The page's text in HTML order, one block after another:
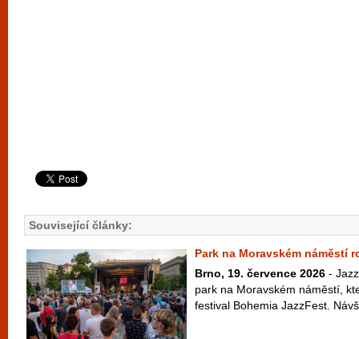
Související články:
Park na Moravském náměstí
Brno, 19. července 2026 -
park na Moravském náměstí,
festival Bohemia JazzFest.